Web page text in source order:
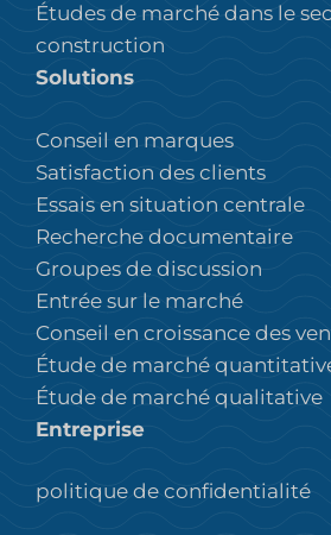
Études de marché dans le
construction
Solutions
Conseil en marques
Satisfaction des clients
Essais en situation centrale
Recherche documentaire
Groupes de discussion
Entrée sur le marché
Conseil en croissance des
Étude de marché
Étude de marché qualitative
Entreprise
politique de confidentialité